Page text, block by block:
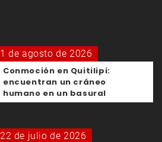
1 de agosto de 2026
Conmoción en Quitilipi:
encuentran un cráneo
humano en un basural
22 de julio de 2026